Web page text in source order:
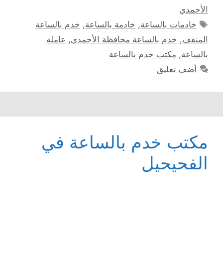
الأحمدي
الوسوم
خادمات بالساعة, خادمة بالساعة, خدم بالساعة
المنقف, خدم بالساعة محافظة الأحمدي, عاملة
بالساعة, مكتب خدم بالساعة
أضف تعليق
مكتب خدم بالساعة في
الفحيحيل